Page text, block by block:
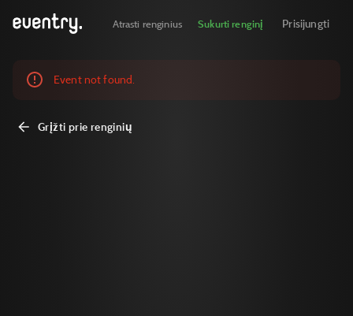
Atrasti renginius Sukurti renginį Prisijungti
Event not found.
Grįžti prie renginių